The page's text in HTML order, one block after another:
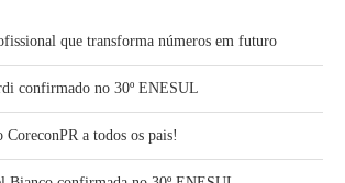
que transforma números em futuro
confirmado no 30º ENESUL
CoreconPR a todos os pais!